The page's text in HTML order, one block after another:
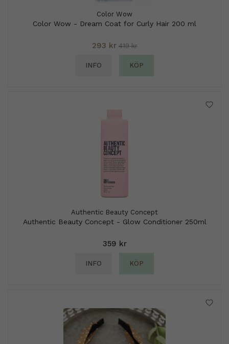
Color Wow
Color Wow - Dream Coat for Curly Hair 200 ml
293 kr 419 kr
INFO KÖP
Authentic Beauty Concept
Authentic Beauty Concept - Glow Conditioner 250ml
359 kr
INFO KÖP